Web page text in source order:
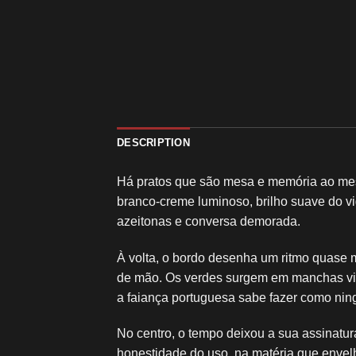
DESCRIPTION
Há pratos que são mesa e memória ao
branco-creme luminoso, brilho suave do
azeitonas e conversa demorada.
À volta, o bordo desenha um ritmo quase
de mão. Os verdes surgem em manchas
a faiança portuguesa sabe fazer como
No centro, o tempo deixou a sua